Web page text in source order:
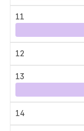
11
12
13
14